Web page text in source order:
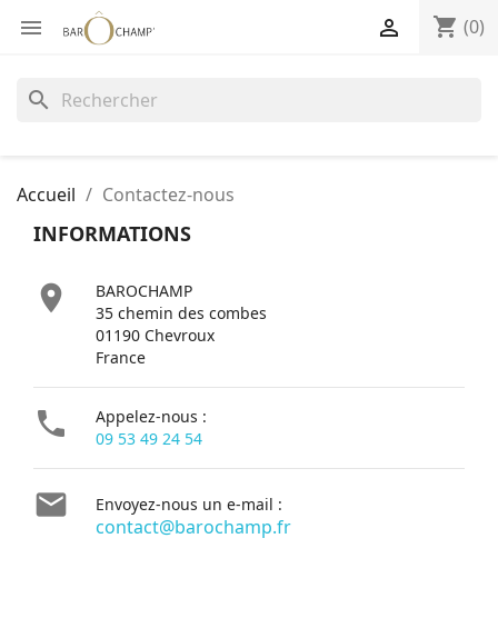
 shopping_cart (0)

search
Accueil Contactez-nous
INFORMATIONS

BAROCHAMP
35 chemin des combes
01190 Chevroux
France

Appelez-nous :
09 53 49 24 54
 Envoyez-nous un e-mail :
contact@barochamp.fr